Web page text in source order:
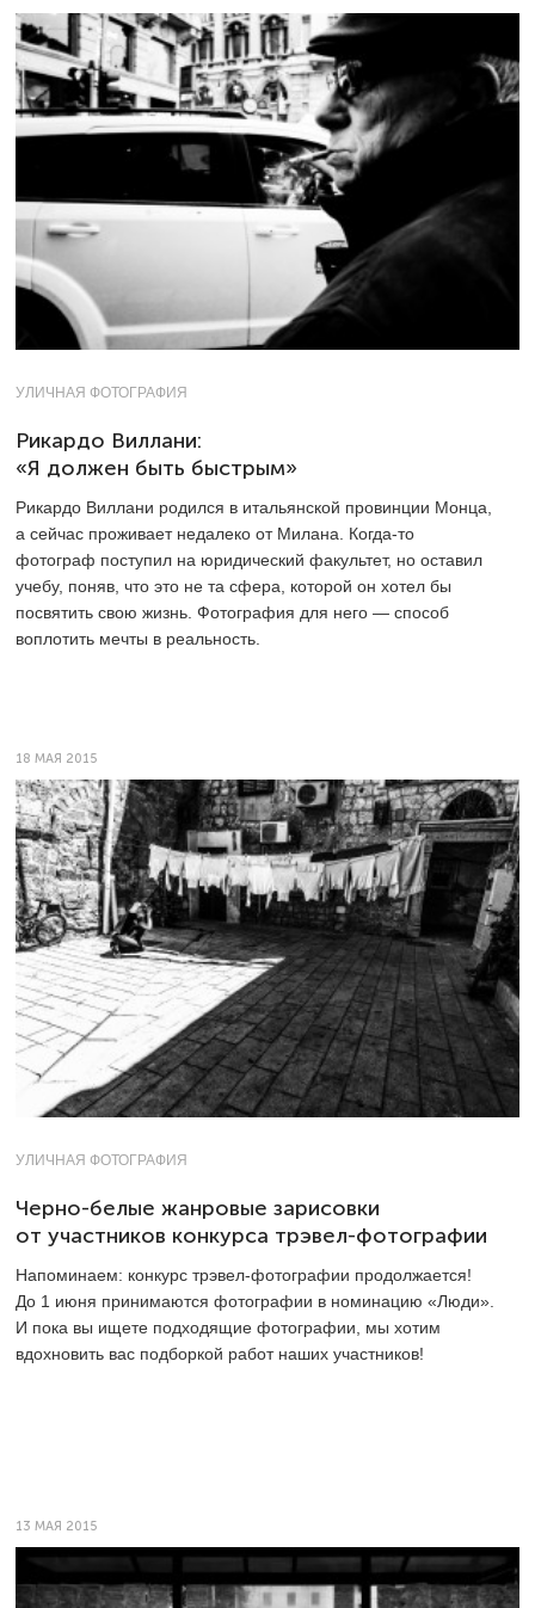
УЛИЧНАЯ ФОТОГРАФИЯ
Рикардо Виллани:
«Я должен быть быстрым»
Рикардо Виллани родился в итальянской провинции Монца,
а сейчас проживает недалеко от Милана. Когда-то
фотограф поступил на юридический факультет, но оставил
учебу, поняв, что это не та сфера, которой он хотел бы
посвятить свою жизнь. Фотография для него — способ
воплотить мечты в реальность.
18 МАЯ 2015
УЛИЧНАЯ ФОТОГРАФИЯ
Черно-белые жанровые зарисовки
от участников конкурса трэвел-фотографии
Напоминаем: конкурс трэвел-фотографии продолжается!
До 1 июня принимаются фотографии в номинацию «Люди».
И пока вы ищете подходящие фотографии, мы хотим
вдохновить вас подборкой работ наших участников!
13 МАЯ 2015